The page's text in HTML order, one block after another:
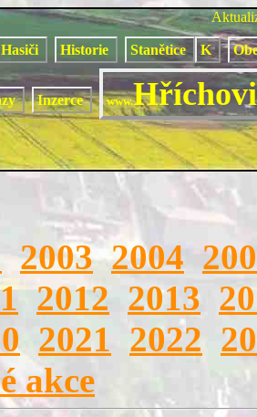
Hasiči Historie Stanětice K
Inzerce www.
2003 2004
2012 2013
2021 2022
akce